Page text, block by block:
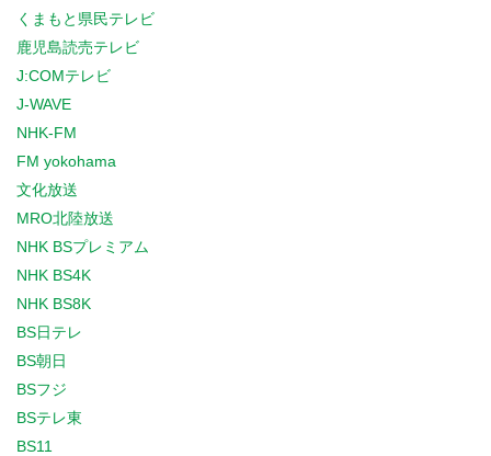
くまもと県民テレビ
鹿児島読売テレビ
J:COMテレビ
J-WAVE
NHK-FM
FM yokohama
文化放送
MRO北陸放送
NHK BSプレミアム
NHK BS4K
NHK BS8K
BS日テレ
BS朝日
BSフジ
BSテレ東
BS11